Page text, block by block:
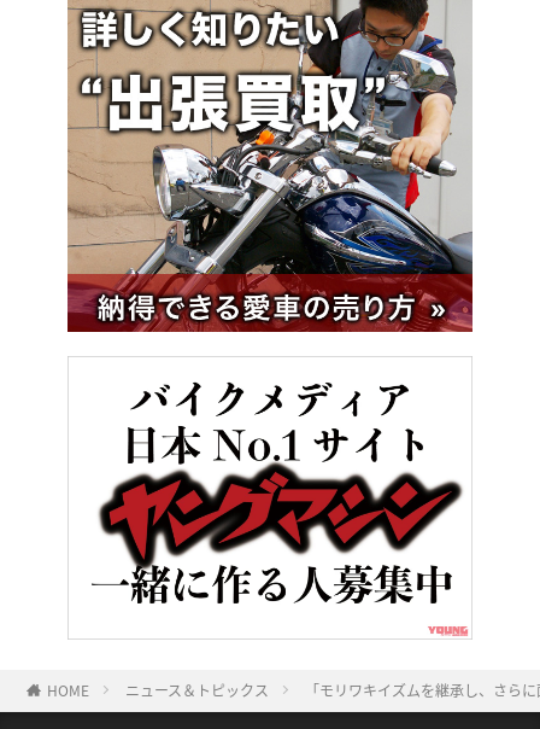
HOME ニュース＆トピックス 「モリワキイズムを継承し、さら